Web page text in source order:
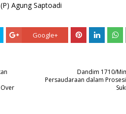
Agung Saptoadi
Google+
Dandim 1710/
Persaudaraan dalam